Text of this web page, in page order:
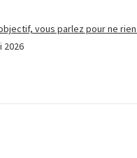
vous parlez pour ne
2026